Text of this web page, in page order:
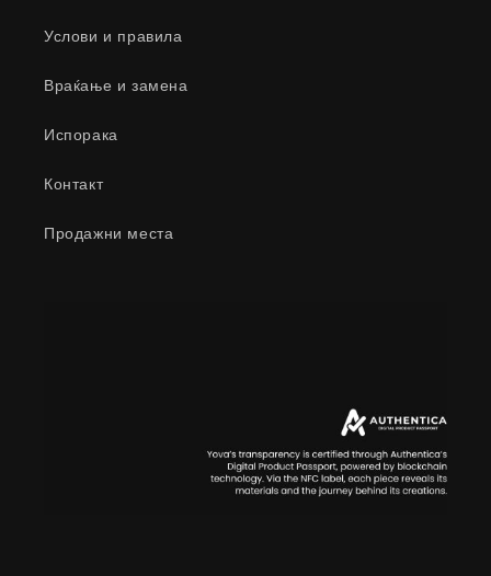
Услови и правила
Враќање и замена
Испорака
Контакт
Продажни места